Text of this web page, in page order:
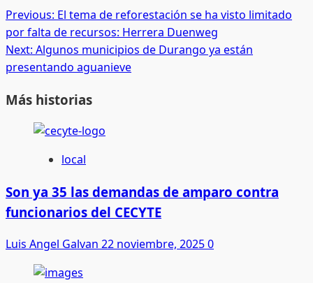
Post
navigation
Previous: El tema de reforestación se ha visto limitado
por falta de recursos: Herrera Duenweg
Next: Algunos municipios de Durango ya están
presentando aguanieve
Más historias
local
Son ya 35 las demandas de amparo contra
funcionarios del CECYTE
Luis Angel Galvan 22 noviembre, 20250